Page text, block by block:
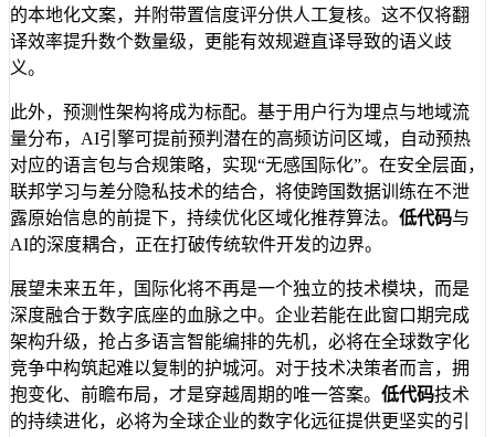
的本地化文案，并附带置信度评分供人工复核。这不仅将翻
译效率提升数个数量级，更能有效规避直译导致的语义歧
义。
此外，预测性架构将成为标配。基于用户行为埋点与地域流
量分布，AI引擎可提前预判潜在的高频访问区域，自动预热
对应的语言包与合规策略，实现“无感国际化”。在安全层面，
联邦学习与差分隐私技术的结合，将使跨国数据训练在不泄
露原始信息的前提下，持续优化区域化推荐算法。 低代码与
AI的深度耦合，正在打破传统软件开发的边界。
展望未来五年，国际化将不再是一个独立的技术模块，而是
深度融合于数字底座的血脉之中。企业若能在此窗口期完成
架构升级，抢占多语言智能编排的先机，必将在全球数字化
竞争中构筑起难以复制的护城河。对于技术决策者而言，拥
抱变化、前瞻布局，才是穿越周期的唯一答案。 低代码技术
的持续进化，必将为全球企业的数字化远征提供更坚实的引